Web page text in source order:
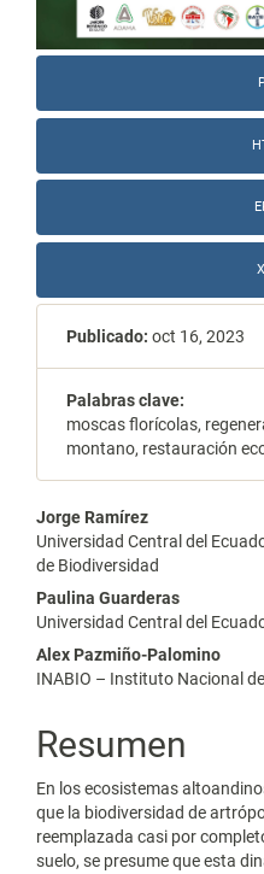
Publicado: oct 16, 2023
Palabras clave:
moscas florícolas,
montano, restauración
Contenido
principal
del
artículo
Jorge Ramírez
Universidad Central del
de Biodiversidad
Paulina Guarderas
Universidad Central del
Alex Pazmiño-Palomino
INABIO – Instituto Nacional
Resumen
En los ecosistemas
que la biodiversidad de
reemplazada casi por
suelo, se presume que esta